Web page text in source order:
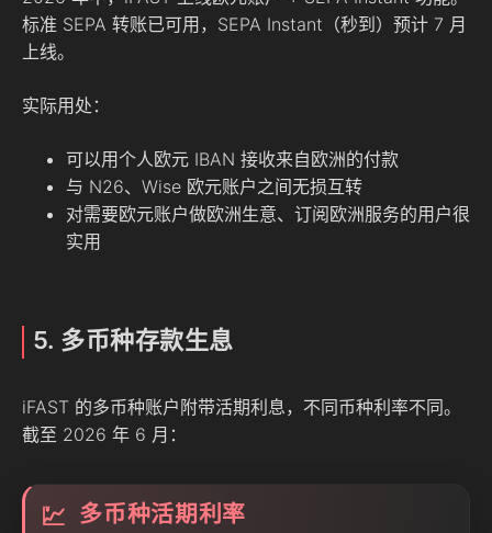
标准 SEPA 转账已可用，SEPA Instant（秒到）预计 7 月
上线。
实际用处：
可以用个人欧元 IBAN 接收来自欧洲的付款
与 N26、Wise 欧元账户之间无损互转
对需要欧元账户做欧洲生意、订阅欧洲服务的用户很
实用
5. 多币种存款生息
iFAST 的多币种账户附带活期利息，不同币种利率不同。
截至 2026 年 6 月：
💹 多币种活期利率